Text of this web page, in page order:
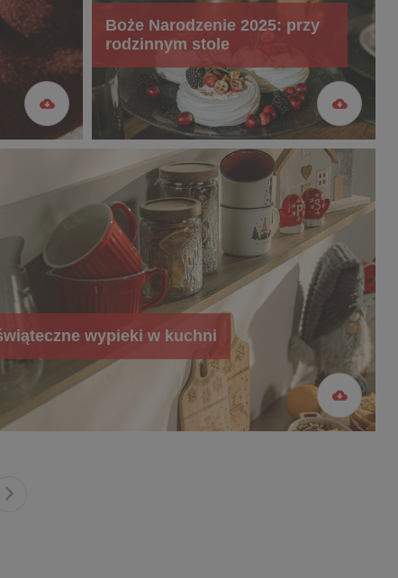
Boże Narodzenie 2025: przy
rodzinnym stole
wypieki w kuchni